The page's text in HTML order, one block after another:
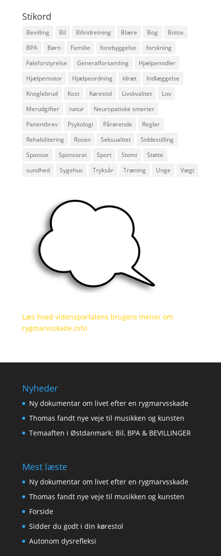
Stikord
Bevilling Bil Bilindretning Blære Bog
Botox
BPA
Børn Familie forebyggelse
forskning
Føleforstyrelse
Generalforsamling
Hjælpemidler
Hjælpemotor
Hjælpeordning Idræt
Indlæggelse
Knoglebrud
Kost Kørestol Livskvalitet
Lov
Merudgifter
natur
Neuropatiske smerter
Patientbrev
Psykologi Pårørende
Regler
Rehabilitering
Rosen Seksualitet
Siddestilling
Sponsor
Sponsorat Sport Stomi
Støtte
sundhed
Sygehus Tryksår Træning Unge Vægt
Læs hvad vidensportalens brugere mener om
rygmarvsskade.info
Nyheder
Ny dokumentar om livet efter en rygmarvsskade
Thomas fandt nye veje til musikken og kunsten
Temaaften i Østdanmark: Bil, BPA & BEVILLINGER
Mest læste
Ny dokumentar om livet efter en rygmarvsskade
Thomas fandt nye veje til musikken og kunsten
Forside
Sidder du godt i din kørestol
Autonom dysrefleksi